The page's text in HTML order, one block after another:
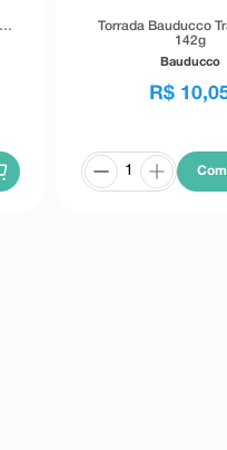
Torrada Bauducco
142g
Bauducco
R$ 10,